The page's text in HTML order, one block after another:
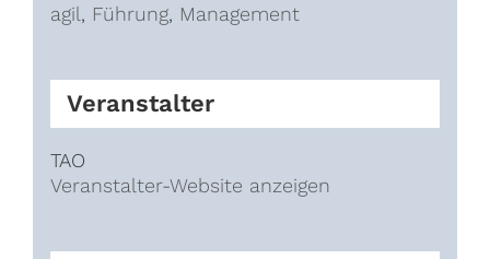
agil, Führung, Management
Veranstalter
TAO
Veranstalter-Website anzeigen